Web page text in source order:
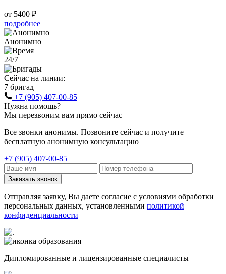
от 5400 ₽
подробнее
Анонимно
24/7
Сейчас на линии:
7 бригад
+7 (905) 407-00-85
Нужна помощь?
Мы перезвоним вам прямо сейчас
Все звонки анонимы. Позвоните сейчас и получите
бесплатную анонимную консультацию
+7 (905) 407-00-85
Заказать звонок
Отправляя заявку, Вы даете согласие с условиями обработки
персональных данных, установленными политикой
конфиденциальности
Дипломированные и лицензированные специалисты